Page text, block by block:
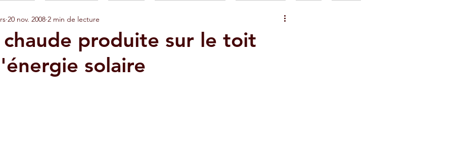
Politique Taroudant
Mohammed VI Economie
chaude produite sur le toit
solaire
20 nov. 2008 2 min de lecture